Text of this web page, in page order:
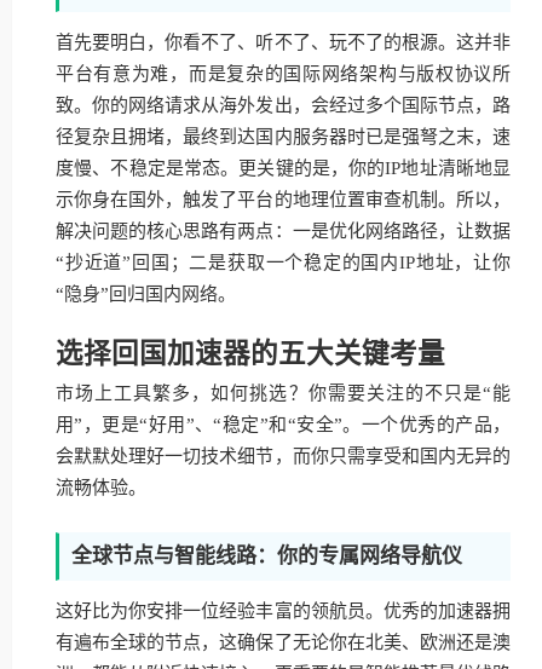
首先要明白，你看不了、听不了、玩不了的根源。这并非
平台有意为难，而是复杂的国际网络架构与版权协议所
致。你的网络请求从海外发出，会经过多个国际节点，路
径复杂且拥堵，最终到达国内服务器时已是强弩之末，速
度慢、不稳定是常态。更关键的是，你的IP地址清晰地显
示你身在国外，触发了平台的地理位置审查机制。所以，
解决问题的核心思路有两点：一是优化网络路径，让数据
“抄近道”回国；二是获取一个稳定的国内IP地址，让你
“隐身”回归国内网络。
选择回国加速器的五大关键考量
市场上工具繁多，如何挑选？你需要关注的不只是“能
用”，更是“好用”、“稳定”和“安全”。一个优秀的产品，
会默默处理好一切技术细节，而你只需享受和国内无异的
流畅体验。
全球节点与智能线路：你的专属网络导航仪
这好比为你安排一位经验丰富的领航员。优秀的加速器拥
有遍布全球的节点，这确保了无论你在北美、欧洲还是澳